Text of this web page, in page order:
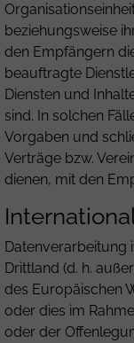
beziehungsweise
den Empfängern
beauftragte
Diensten und
sind. In solchen
Vorgaben und
Verträge bzw.
dienen, mit den
Datenverarbeitung
Drittland (d. h.
des Europäischen
oder dies im
oder der